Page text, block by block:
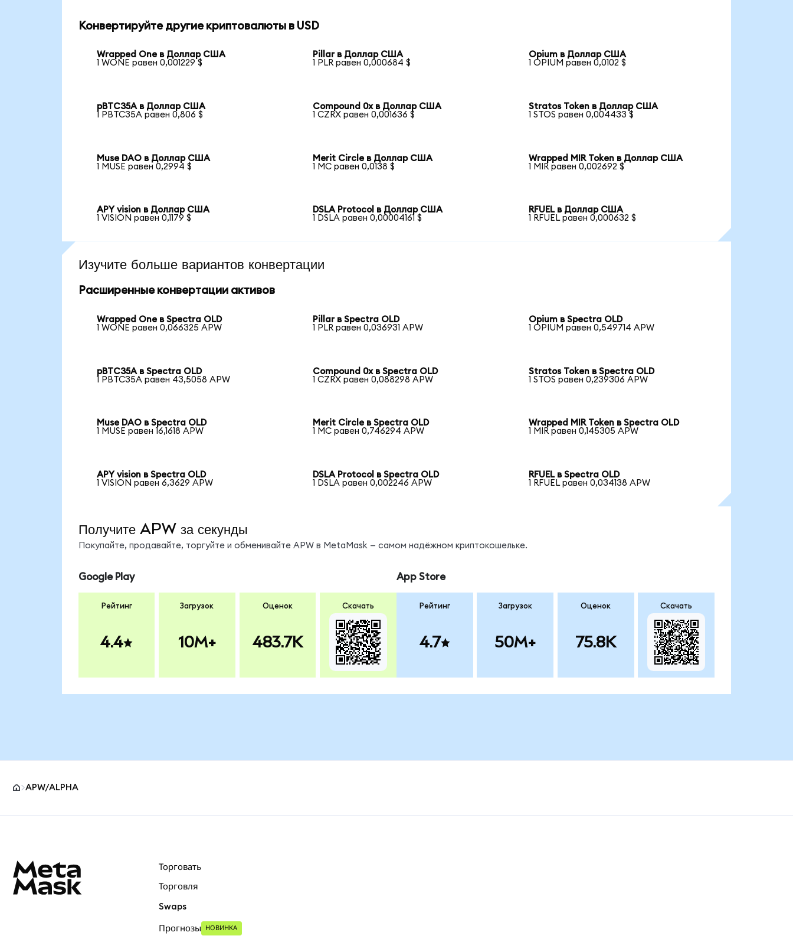
Конвертируйте другие криптовалюты в USD
Wrapped One в Доллар США
1 WONE равен 0,001229 $
Pillar в Доллар США
1 PLR равен 0,000684 $
Opium в Доллар США
1 OPIUM равен 0,0102 $
pBTC35A в Доллар США
1 PBTC35A равен 0,806 $
Compound 0x в Доллар США
1 CZRX равен 0,001636 $
Stratos Token в Доллар США
1 STOS равен 0,004433 $
Muse DAO в Доллар США
1 MUSE равен 0,2994 $
Merit Circle в Доллар США
1 MC равен 0,0138 $
Wrapped MIR Token в Доллар США
1 MIR равен 0,002692 $
APY vision в Доллар США
1 VISION равен 0,1179 $
DSLA Protocol в Доллар США
1 DSLA равен 0,00004161 $
RFUEL в Доллар США
1 RFUEL равен 0,000632 $
Изучите больше вариантов конвертации
Расширенные конвертации активов
Wrapped One в Spectra OLD
1 WONE равен 0,066325 APW
Pillar в Spectra OLD
1 PLR равен 0,036931 APW
Opium в Spectra OLD
1 OPIUM равен 0,549714 APW
pBTC35A в Spectra OLD
1 PBTC35A равен 43,5058 APW
Compound 0x в Spectra OLD
1 CZRX равен 0,088298 APW
Stratos Token в Spectra OLD
1 STOS равен 0,239306 APW
Muse DAO в Spectra OLD
1 MUSE равен 16,1618 APW
Merit Circle в Spectra OLD
1 MC равен 0,746294 APW
Wrapped MIR Token в Spectra OLD
1 MIR равен 0,145305 APW
APY vision в Spectra OLD
1 VISION равен 6,3629 APW
DSLA Protocol в Spectra OLD
1 DSLA равен 0,002246 APW
RFUEL в Spectra OLD
1 RFUEL равен 0,034138 APW
Получите APW за секунды
Покупайте, продавайте, торгуйте и обменивайте APW в MetaMask — самом надёжном криптокошельке.
Google Play
Рейтинг
4.4
Загрузок
10M+
Оценок
483.7K
Скачать
App Store
Рейтинг
4.7
Загрузок
50M+
Оценок
75.8K
Скачать
APW/ALPHA
Торговать
Торговля
Swaps
Прогнозы НОВИНКА